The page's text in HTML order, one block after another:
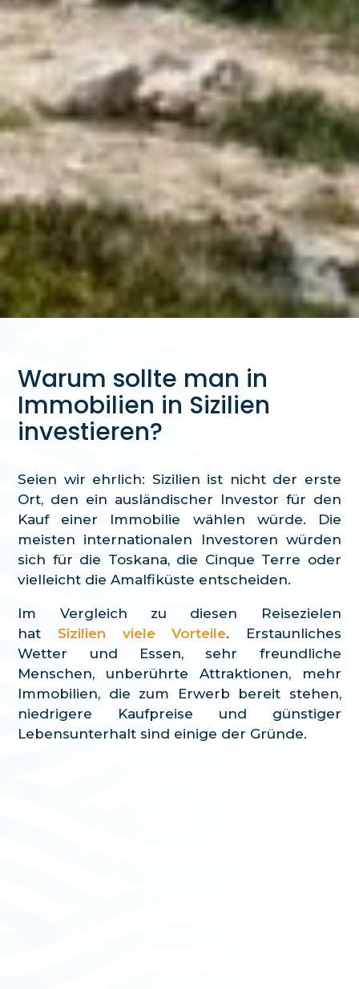
Warum sollte man in
Immobilien in Sizilien
investieren?
Seien wir ehrlich: Sizilien ist nicht der erste
Ort, den ein ausländischer Investor für den
Kauf einer Immobilie wählen würde. Die
meisten internationalen Investoren würden
sich für die Toskana, die Cinque Terre oder
vielleicht die Amalfiküste entscheiden.
Im Vergleich zu diesen Reisezielen
hat Sizilien viele Vorteile. Erstaunliches
Wetter und Essen, sehr freundliche
Menschen, unberührte Attraktionen, mehr
Immobilien, die zum Erwerb bereit stehen,
niedrigere Kaufpreise und günstiger
Lebensunterhalt sind einige der Gründe.